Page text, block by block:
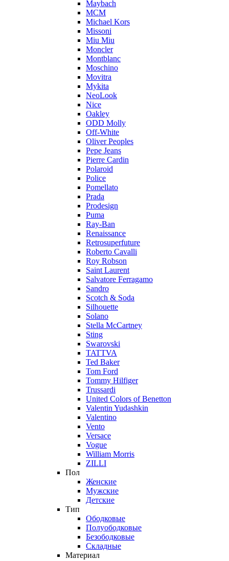
Maybach
MCM
Michael Kors
Missoni
Miu Miu
Moncler
Montblanc
Moschino
Movitra
Mykita
NeoLook
Nice
Oakley
ODD Molly
Off-White
Oliver Peoples
Pepe Jeans
Pierre Cardin
Polaroid
Police
Pomellato
Prada
Prodesign
Puma
Ray-Ban
Renaissance
Retrosuperfuture
Roberto Cavalli
Roy Robson
Saint Laurent
Salvatore Ferragamo
Sandro
Scotch & Soda
Silhouette
Solano
Stella McCartney
Sting
Swarovski
TATTVA
Ted Baker
Tom Ford
Tommy Hilfiger
Trussardi
United Colors of Benetton
Valentin Yudashkin
Valentino
Vento
Versace
Vogue
William Morris
ZILLI
Пол
Женские
Мужские
Детские
Тип
Ободковые
Полуободковые
Безободковые
Складные
Материал